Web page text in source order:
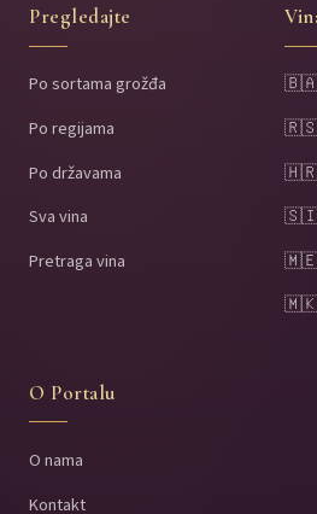
Pregledajte
Po sortama grožđa
Po regijama
Po državama
Sva vina
Pretraga vina
🇧🇦
🇷🇸
🇭🇷
🇸🇮
🇲🇪
🇲🇰
O Portalu
O nama
Kontakt